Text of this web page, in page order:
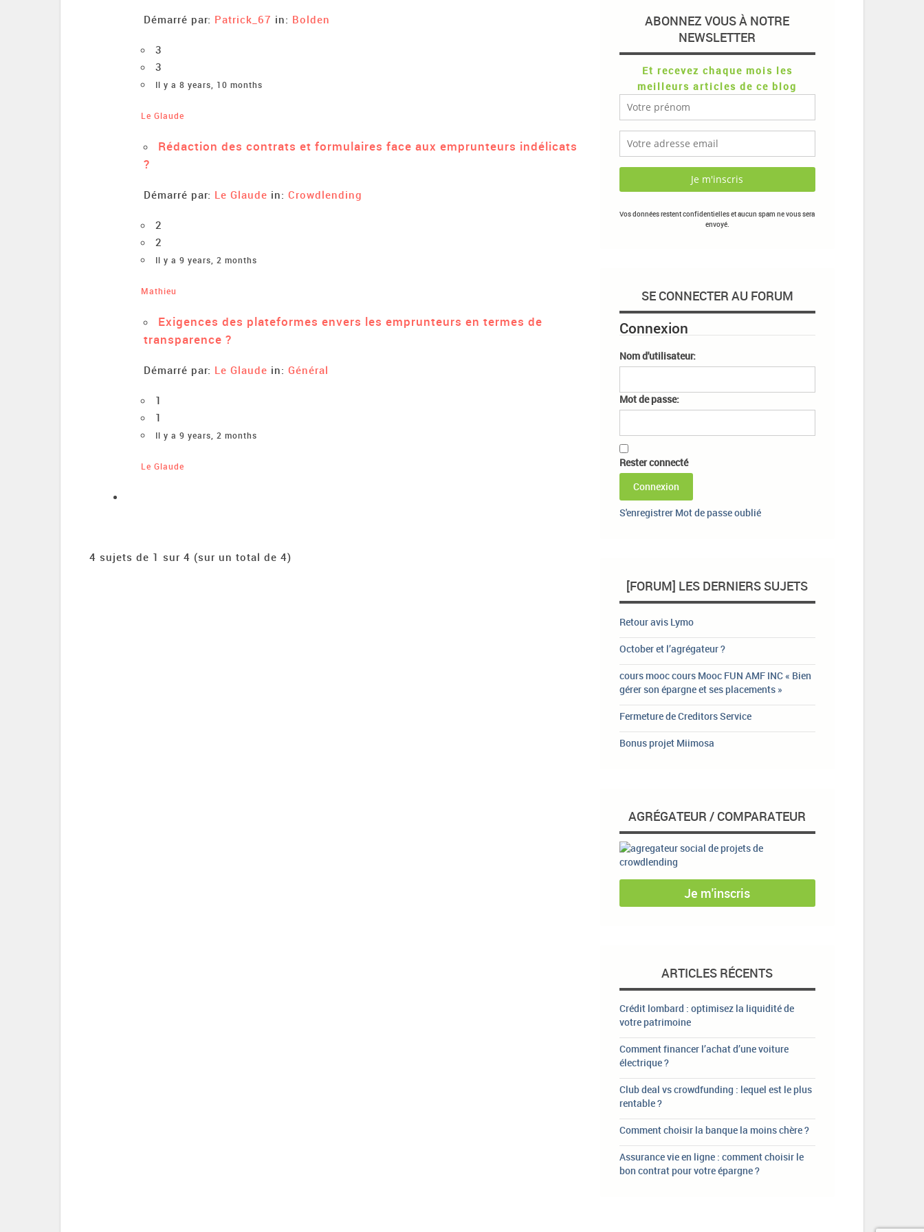
Démarré par: Patrick_67 in: Bolden
3
3
Il y a 8 years, 10 months
Le Glaude
Rédaction des contrats et formulaires face aux emprunteurs indélicats
?
Démarré par: Le Glaude in: Crowdlending
2
2
Il y a 9 years, 2 months
Mathieu
Exigences des plateformes envers les emprunteurs en termes de
transparence ?
Démarré par: Le Glaude in: Général
1
1
Il y a 9 years, 2 months
Le Glaude
4 sujets de 1 sur 4 (sur un total de 4)
ABONNEZ VOUS À NOTRE
NEWSLETTER
Et recevez chaque mois les
meilleurs articles de ce blog
Vos données restent confidentielles et aucun spam ne vous sera
envoyé.
SE CONNECTER AU FORUM
Connexion
Nom d'utilisateur:
Mot de passe:
Rester connecté
Connexion
S'enregistrer Mot de passe oublié
[FORUM] LES DERNIERS SUJETS
Retour avis Lymo
October et l’agrégateur ?
cours mooc cours Mooc FUN AMF INC « Bien
gérer son épargne et ses placements »
Fermeture de Creditors Service
Bonus projet Miimosa
AGRÉGATEUR / COMPARATEUR
Je m'inscris
ARTICLES RÉCENTS
Crédit lombard : optimisez la liquidité de
votre patrimoine
Comment financer l’achat d’une voiture
électrique ?
Club deal vs crowdfunding : lequel est le plus
rentable ?
Comment choisir la banque la moins chère ?
Assurance vie en ligne : comment choisir le
bon contrat pour votre épargne ?